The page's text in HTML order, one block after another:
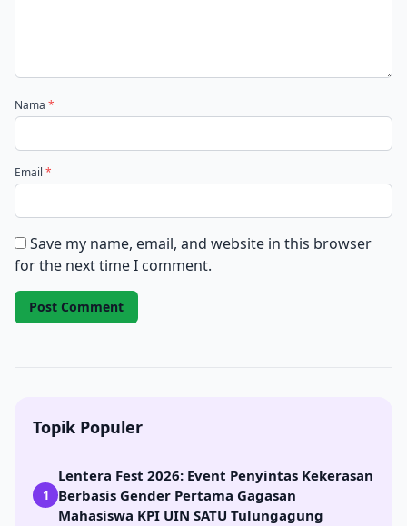
Nama *
Email *
Save my name, email, and website in this browser
for the next time I comment.
Topik Populer
1
Lentera Fest 2026: Event Penyintas Kekerasan
Berbasis Gender Pertama Gagasan
Mahasiswa KPI UIN SATU Tulungagung